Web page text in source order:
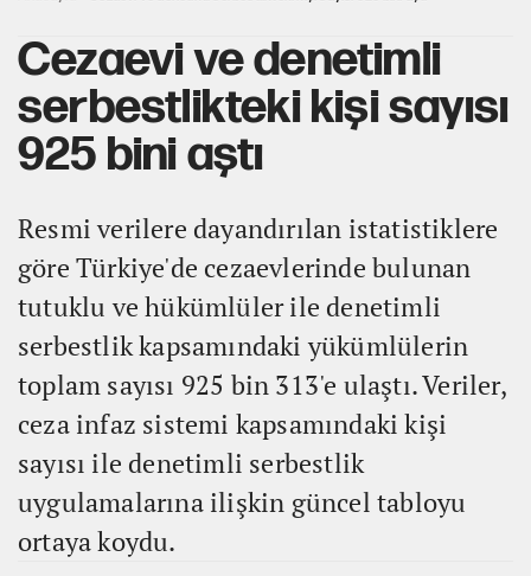
Cezaevi ve denetimli
serbestlikteki kişi sayısı
925 bini aştı
Resmi verilere dayandırılan istatistiklere
göre Türkiye'de cezaevlerinde bulunan
tutuklu ve hükümlüler ile denetimli
serbestlik kapsamındaki yükümlülerin
toplam sayısı 925 bin 313'e ulaştı. Veriler,
ceza infaz sistemi kapsamındaki kişi
sayısı ile denetimli serbestlik
uygulamalarına ilişkin güncel tabloyu
ortaya koydu.